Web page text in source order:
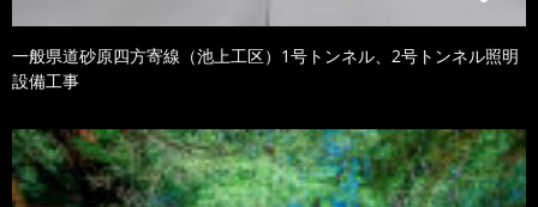
一般県道砂原四方寄線（池上工区）1号トンネル、2号トンネル照明
設備工事